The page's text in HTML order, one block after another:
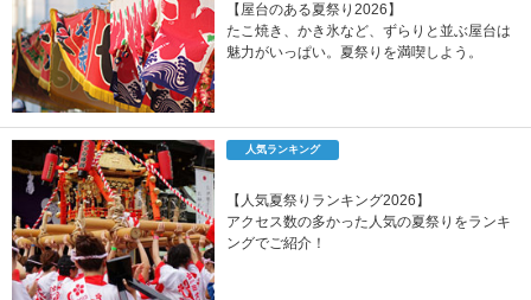
【屋台のある夏祭り2026】
たこ焼き、かき氷など、ずらりと並ぶ屋台は
魅力がいっぱい。夏祭りを満喫しよう。
人気ランキング
【人気夏祭りランキング2026】
アクセス数の多かった人気の夏祭りをランキ
ングでご紹介！